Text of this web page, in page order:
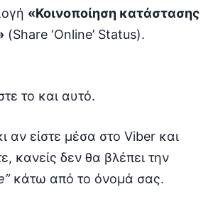
«Κοινοποίηση κατάστασης
(Share ‘Online’ Status).
το και αυτό.
αν είστε μέσα στο Viber και
κανείς δεν θα βλέπει την
κάτω από το όνομά σας.